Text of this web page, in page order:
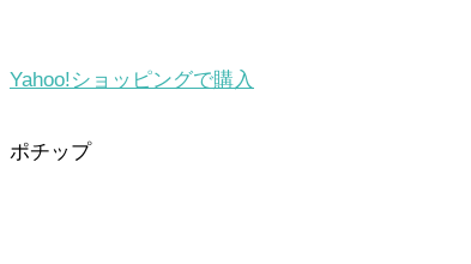
Yahoo!ショッピングで購入
ポチップ